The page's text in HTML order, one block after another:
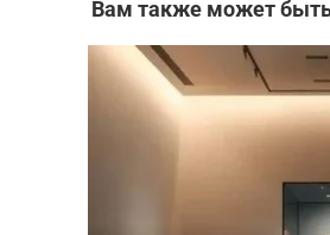
Вам также может быть